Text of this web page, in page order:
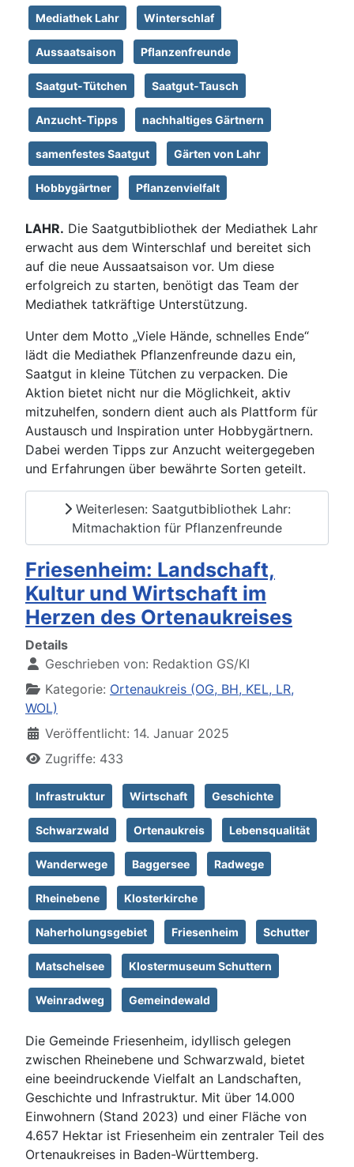
Mediathek Lahr Winterschlaf
Aussaatsaison Pflanzenfreunde
Saatgut-Tütchen Saatgut-Tausch
Anzucht-Tipps nachhaltiges Gärtnern
samenfestes Saatgut Gärten von Lahr
Hobbygärtner Pflanzenvielfalt
LAHR. Die Saatgutbibliothek der Mediathek Lahr
erwacht aus dem Winterschlaf und bereitet sich
auf die neue Aussaatsaison vor. Um diese
erfolgreich zu starten, benötigt das Team der
Mediathek tatkräftige Unterstützung.
Unter dem Motto „Viele Hände, schnelles Ende“
lädt die Mediathek Pflanzenfreunde dazu ein,
Saatgut in kleine Tütchen zu verpacken. Die
Aktion bietet nicht nur die Möglichkeit, aktiv
mitzuhelfen, sondern dient auch als Plattform für
Austausch und Inspiration unter Hobbygärtnern.
Dabei werden Tipps zur Anzucht weitergegeben
und Erfahrungen über bewährte Sorten geteilt.
Weiterlesen: Saatgutbibliothek Lahr:
Mitmachaktion für Pflanzenfreunde
Friesenheim: Landschaft,
Kultur und Wirtschaft im
Herzen des Ortenaukreises
Details
Geschrieben von: Redaktion GS/KI
Kategorie: Ortenaukreis (OG, BH, KEL, LR,
WOL)
Veröffentlicht: 14. Januar 2025
Zugriffe: 433
Infrastruktur Wirtschaft Geschichte
Schwarzwald Ortenaukreis Lebensqualität
Wanderwege Baggersee Radwege
Rheinebene Klosterkirche
Naherholungsgebiet Friesenheim Schutter
Matschelsee Klostermuseum Schuttern
Weinradweg Gemeindewald
Die Gemeinde Friesenheim, idyllisch gelegen
zwischen Rheinebene und Schwarzwald, bietet
eine beeindruckende Vielfalt an Landschaften,
Geschichte und Infrastruktur. Mit über 14.000
Einwohnern (Stand 2023) und einer Fläche von
4.657 Hektar ist Friesenheim ein zentraler Teil des
Ortenaukreises in Baden-Württemberg.